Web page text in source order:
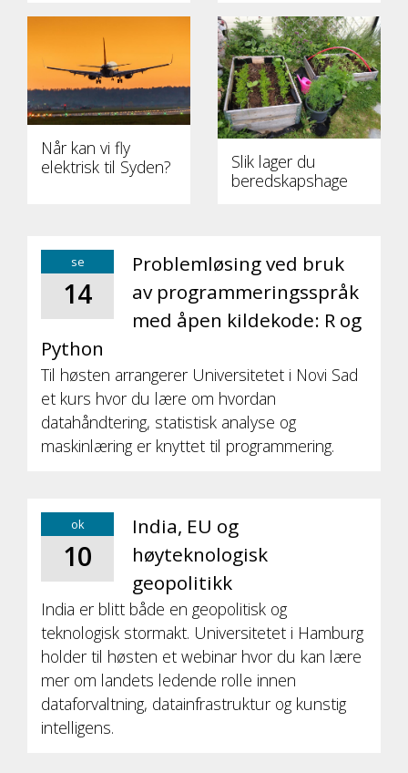
Når kan vi fly
elektrisk til Syden?
Slik lager du
beredskapshage
se
14
Problemløsing ved bruk
av programmeringsspråk
med åpen kildekode: R og
Python
Til høsten arrangerer Universitetet i Novi Sad
et kurs hvor du lære om hvordan
datahåndtering, statistisk analyse og
maskinlæring er knyttet til programmering.
ok
10
India, EU og
høyteknologisk
geopolitikk
India er blitt både en geopolitisk og
teknologisk stormakt. Universitetet i Hamburg
holder til høsten et webinar hvor du kan lære
mer om landets ledende rolle innen
dataforvaltning, datainfrastruktur og kunstig
intelligens.